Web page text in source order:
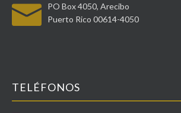
PO Box 4050, Arecibo
Puerto Rico 00614-4050
TELÉFONOS